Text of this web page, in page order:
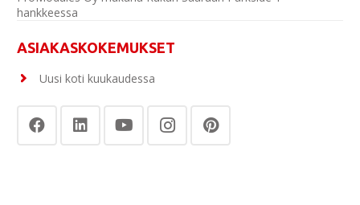
hankkeessa
ASIAKASKOKEMUKSET
Uusi koti kuukaudessa